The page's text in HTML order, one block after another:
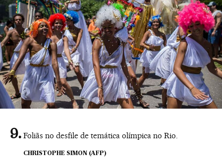
Foliãs no desfile de temática olímpica no Rio.
CHRISTOPHE SIMON (AFP)